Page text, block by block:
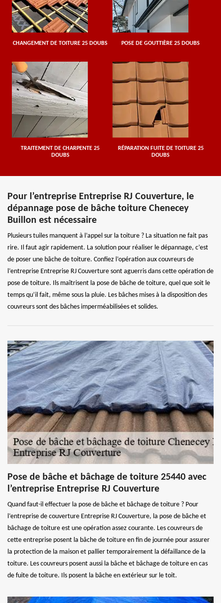
CHANGEMENT DE TOITURE 25 DOUBS POSE DE GOUTTIÈRE 25 DOUBS
TRAITEMENT DE CHARPENTE 25
DOUBS
RÉPARATION FUITE DE TOITURE 25
DOUBS
Pour l’entreprise Entreprise RJ Couverture, le
dépannage pose de bâche toiture Chenecey
Buillon est nécessaire
Plusieurs tuiles manquent à l’appel sur la toiture ? La situation ne fait pas
rire. Il faut agir rapidement. La solution pour réaliser le dépannage, c’est
de poser une bâche de toiture. Confiez l’opération aux couvreurs de
l’entreprise Entreprise RJ Couverture sont aguerris dans cette opération de
pose de toiture. Ils maîtrisent la pose de bâche de toiture, quel que soit le
temps qu’il fait, même sous la pluie. Les bâches mises à la disposition des
couvreurs sont des bâches imperméabilisées et solides.
Pose de bâche et bâchage de toiture 25440 avec
l’entreprise Entreprise RJ Couverture
Quand faut-il effectuer la pose de bâche et bâchage de toiture ? Pour
l’entreprise de couverture Entreprise RJ Couverture, la pose de bâche et
bâchage de toiture est une opération assez courante. Les couvreurs de
cette entreprise posent la bâche de toiture en fin de journée pour assurer
la protection de la maison et pallier temporairement la défaillance de la
toiture. Les couvreurs posent aussi la bâche et bâchage de toiture en cas
de fuite de toiture. Ils posent la bâche en extérieur sur le toit.